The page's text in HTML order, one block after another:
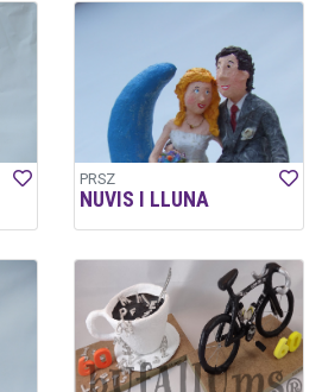
PRSZ
NUVIS I LLUNA